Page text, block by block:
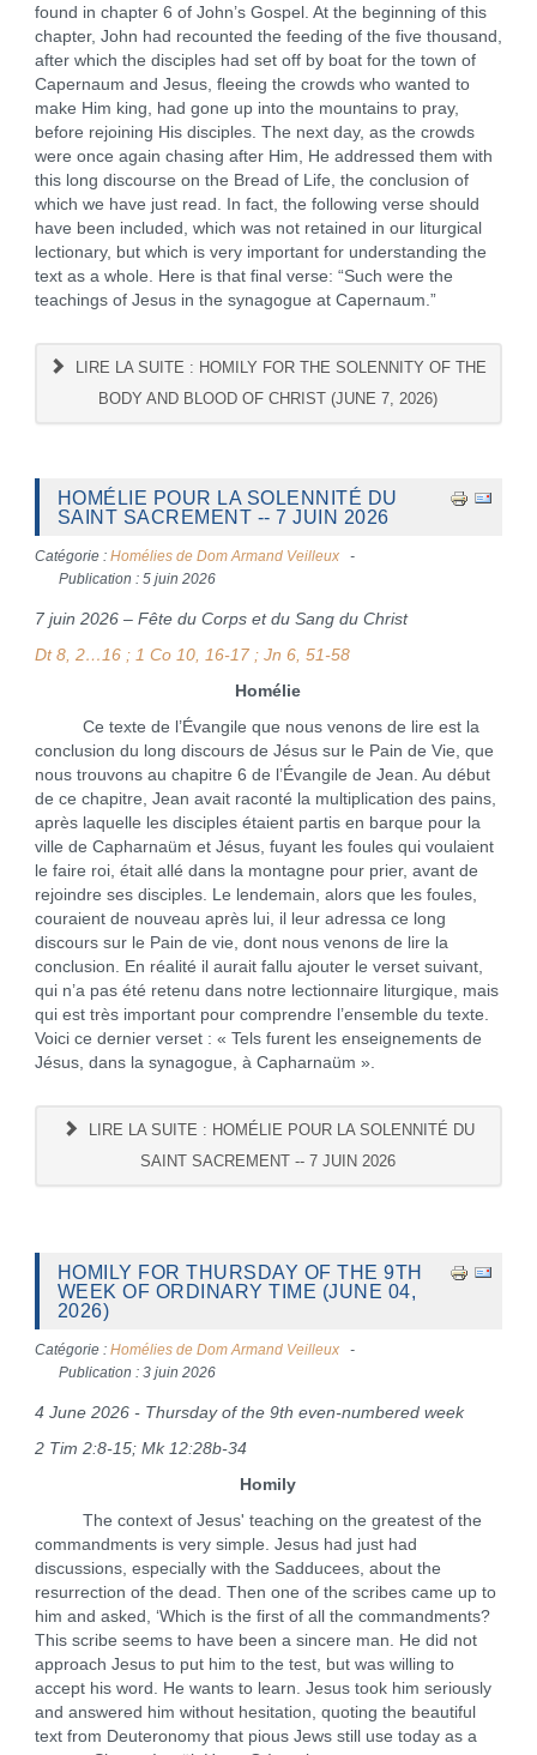
found in chapter 6 of John’s Gospel. At the beginning of this
chapter, John had recounted the feeding of the five thousand,
after which the disciples had set off by boat for the town of
Capernaum and Jesus, fleeing the crowds who wanted to
make Him king, had gone up into the mountains to pray,
before rejoining His disciples. The next day, as the crowds
were once again chasing after Him, He addressed them with
this long discourse on the Bread of Life, the conclusion of
which we have just read. In fact, the following verse should
have been included, which was not retained in our liturgical
lectionary, but which is very important for understanding the
text as a whole. Here is that final verse: “Such were the
teachings of Jesus in the synagogue at Capernaum.”
LIRE LA SUITE : HOMILY FOR THE SOLENNITY OF THE
BODY AND BLOOD OF CHRIST (JUNE 7, 2026)
HOMÉLIE POUR LA SOLENNITÉ DU
SAINT SACREMENT -- 7 JUIN 2026
Catégorie : Homélies de Dom Armand Veilleux
Publication : 5 juin 2026
7 juin 2026 – Fête du Corps et du Sang du Christ
Dt 8, 2…16 ; 1 Co 10, 16-17 ; Jn 6, 51-58
Homélie
Ce texte de l’Évangile que nous venons de lire est la
conclusion du long discours de Jésus sur le Pain de Vie, que
nous trouvons au chapitre 6 de l’Évangile de Jean. Au début
de ce chapitre, Jean avait raconté la multiplication des pains,
après laquelle les disciples étaient partis en barque pour la
ville de Capharnaüm et Jésus, fuyant les foules qui voulaient
le faire roi, était allé dans la montagne pour prier, avant de
rejoindre ses disciples. Le lendemain, alors que les foules,
couraient de nouveau après lui, il leur adressa ce long
discours sur le Pain de vie, dont nous venons de lire la
conclusion. En réalité il aurait fallu ajouter le verset suivant,
qui n’a pas été retenu dans notre lectionnaire liturgique, mais
qui est très important pour comprendre l’ensemble du texte.
Voici ce dernier verset : « Tels furent les enseignements de
Jésus, dans la synagogue, à Capharnaüm ».
LIRE LA SUITE : HOMÉLIE POUR LA SOLENNITÉ DU
SAINT SACREMENT -- 7 JUIN 2026
HOMILY FOR THURSDAY OF THE 9TH
WEEK OF ORDINARY TIME (JUNE 04,
2026)
Catégorie : Homélies de Dom Armand Veilleux
Publication : 3 juin 2026
4 June 2026 - Thursday of the 9th even-numbered week
2 Tim 2:8-15; Mk 12:28b-34
Homily
The context of Jesus' teaching on the greatest of the
commandments is very simple. Jesus had just had
discussions, especially with the Sadducees, about the
resurrection of the dead. Then one of the scribes came up to
him and asked, ‘Which is the first of all the commandments?
This scribe seems to have been a sincere man. He did not
approach Jesus to put him to the test, but was willing to
accept his word. He wants to learn. Jesus took him seriously
and answered him without hesitation, quoting the beautiful
text from Deuteronomy that pious Jews still use today as a